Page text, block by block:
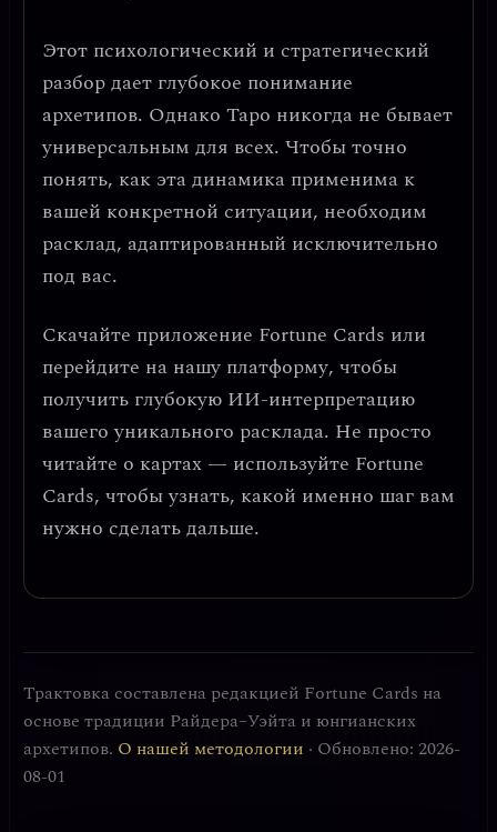
Этот психологический и стратегический
разбор дает глубокое понимание
архетипов. Однако Таро никогда не бывает
универсальным для всех. Чтобы точно
понять, как эта динамика применима к
вашей конкретной ситуации, необходим
расклад, адаптированный исключительно
под вас.
Скачайте приложение Fortune Cards или
перейдите на нашу платформу, чтобы
получить глубокую ИИ-интерпретацию
вашего уникального расклада. Не просто
читайте о картах — используйте Fortune
Cards, чтобы узнать, какой именно шаг вам
нужно сделать дальше.
Трактовка составлена редакцией Fortune Cards на
основе традиции Райдера–Уэйта и юнгианских
архетипов. О нашей методологии · Обновлено: 2026-
08-01